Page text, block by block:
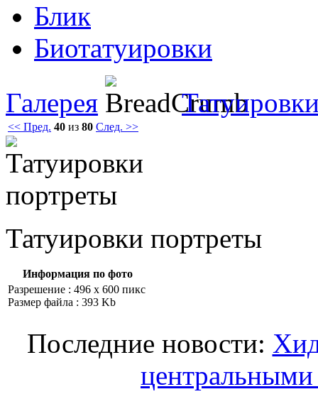
Блик
Биотaтуировки
Галерея
<< Пред. 40 из 80 След. >>
Татуировки портреты
Информация по фото
Разрешение : 496 x 600 пикс
Размер файла : 393 Kb
Последние новости: